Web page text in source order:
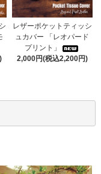
レザーポケットティッシ
ュカバー 「レオパード
プリント」
2,000円(税込2,200円)